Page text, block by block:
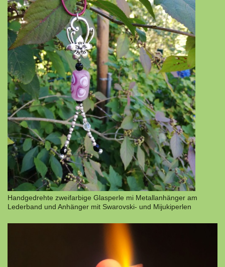
Handgedrehte zweifarbige Glasperle mi Metallanhänger am
Lederband und Anhänger mit Swarovski- und Mijukiperlen